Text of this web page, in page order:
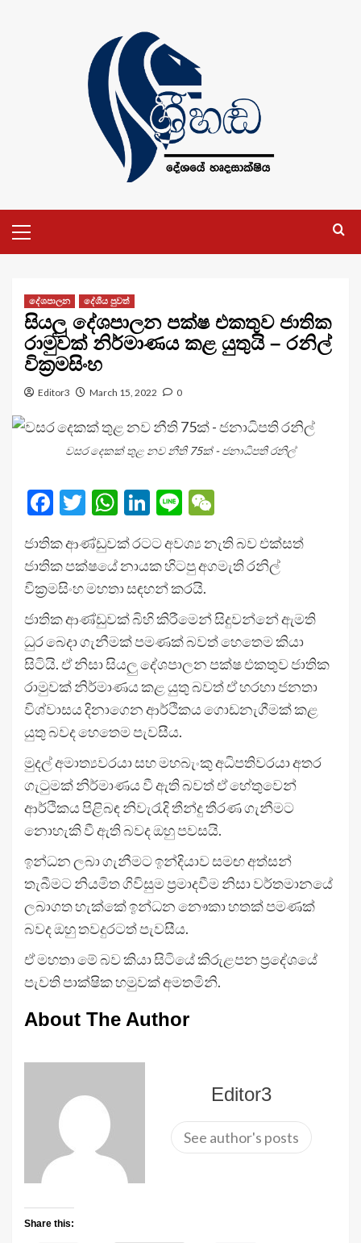
Menu
දේශපාලන දේශීය පුවත්
සියලු දේශපාලන පක්ෂ එකතුව ජාතික
රාමුවක් නිර්මාණය කළ යුතුයි – රනිල්
වික්‍රමසිංහ
Editor3 March 15, 2022 0
වසර දෙකක් තුළ නව නීති 75ක් - ජනාධිපති රනිල්
Facebook
Twitter
WhatsApp
LinkedIn
Line
ජාතික ආණ්ඩුවක් රටට අවශ්‍ය නැති බව එක්සත්
ජාතික පක්ෂයේ නායක හිටපු අගමැති රනිල්
වික්‍රමසිංහ මහතා සඳහන් කරයි.
ජාතික ආණ්ඩුවක් බිහි කිරීමෙන් සිදුවන්නේ ඇමති
ධුර බෙදා ගැනීමක් පමණක් බවත් හෙතෙම කියා
සිටියි. ඒ නිසා සියලු දේශපාලන පක්ෂ එකතුව ජාතික
රාමුවක් නිර්මාණය කළ යුතු බවත් ඒ හරහා ජනතා
විශ්වාසය දිනාගෙන ආර්ථිකය ගොඩනැගීමක් කළ
යුතු බවද හෙතෙම පැවසීය.
මුදල් අමාත්‍යවරයා සහ මහබැංකු අධිපතිවරයා අතර
ගැටුමක් නිර්මාණය වී ඇති බවත් ඒ හේතුවෙන්
ආර්ථිකය පිළිබඳ නිවැරැදි තීන්දු තීරණ ගැනීමට
නොහැකි වී ඇති බවද ඔහු පවසයි.
ඉන්ධන ලබා ගැනීමට ඉන්දියාව සමඟ අත්සන්
තැබීමට නියමිත ගිවිසුම ප්‍රමාදවීම නිසා වර්තමානයේ
ලබාගත හැක්කේ ඉන්ධන නෞකා හතක් පමණක්
බවද ඔහු තවදුරටත් පැවසීය.
ඒ මහතා මේ බව කියා සිටියේ කිරුළපන ප්‍රදේශයේ
පැවති පාක්ෂික හමුවක් අමතමිනි.
About The Author
Editor3
See author's posts
Share this: